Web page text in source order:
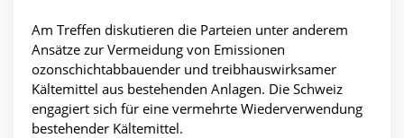
Am Treffen diskutieren die Parteien unter anderem
Ansätze zur Vermeidung von Emissionen
ozonschichtabbauender und treibhauswirksamer
Kältemittel aus bestehenden Anlagen. Die Schweiz
engagiert sich für eine vermehrte Wiederverwendung
bestehender Kältemittel.